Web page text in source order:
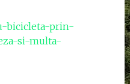
bicicleta-prin-
si-multa-